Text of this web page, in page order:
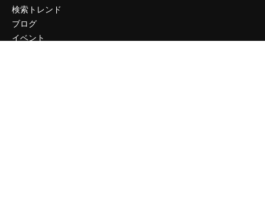
検索トレンド
ブログ
イベント